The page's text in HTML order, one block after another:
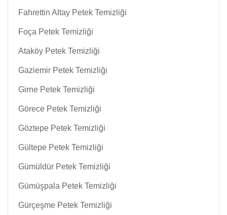
Fahrettin Altay Petek Temizliği
Foça Petek Temizliği
Ataköy Petek Temizliği
Gaziemir Petek Temizliği
Girne Petek Temizliği
Görece Petek Temizliği
Göztepe Petek Temizliği
Gültepe Petek Temizliği
Gümüldür Petek Temizliği
Gümüşpala Petek Temizliği
Gürçeşme Petek Temizliği